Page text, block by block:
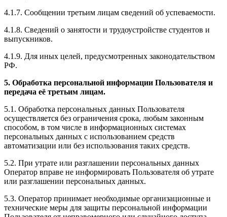
4.1.7. Сообщении третьим лицам сведений об успеваемости.
4.1.8. Сведений о занятости и трудоустройстве студентов и
выпускников.
4.1.9. Для иных целей, предусмотренных законодательством
РФ.
5. Обработка персональной информации Пользователя и
передача её третьим лицам.
5.1. Обработка персональных данных Пользователя
осуществляется без ограничения срока, любым законным
способом, в том числе в информационных системах
персональных данных с использованием средств
автоматизации или без использования таких средств.
5.2. При утрате или разглашении персональных данных
Оператор вправе не информировать Пользователя об утрате
или разглашении персональных данных.
5.3. Оператор принимает необходимые организационные и
технические меры для защиты персональной информации